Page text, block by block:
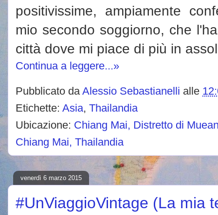
positivissime, ampiamente
mio secondo soggiorno, che
città dove mi piace di più in
Continua a leggere...»
Pubblicato daAlessio Sebastianelli alle
Etichette: Asia, Thailandia
Ubicazione: Chiang Mai, Distretto di
Chiang Mai, Thailandia
venerdì 6 marzo 2015
#UnViaggioVintage (La mia